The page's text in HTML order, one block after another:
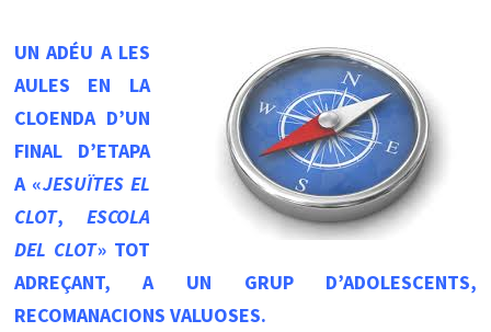
UN ADÉU A LES
AULES EN LA
CLOENDA D’UN
FINAL D’ETAPA
A «JESUÏTES EL
CLOT, ESCOLA
DEL CLOT» TOT
ADREÇANT, A UN GRUP D’ADOLESCENTS,
RECOMANACIONS VALUOSES.